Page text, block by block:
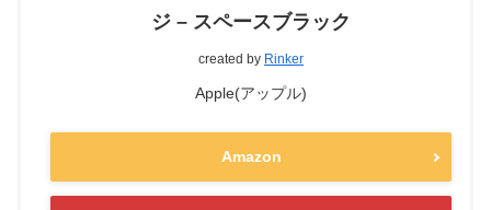
ジ – スペースブラック
created by Rinker
Apple(アップル)
Amazon